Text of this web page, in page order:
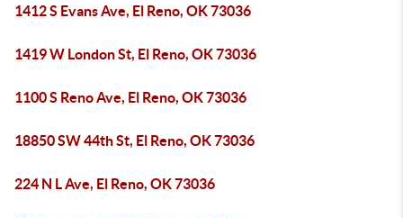
1412 S Evans Ave, El Reno, OK 73036
1419 W London St, El Reno, OK 73036
1100 S Reno Ave, El Reno, OK 73036
18850 SW 44th St, El Reno, OK 73036
224 N L Ave, El Reno, OK 73036